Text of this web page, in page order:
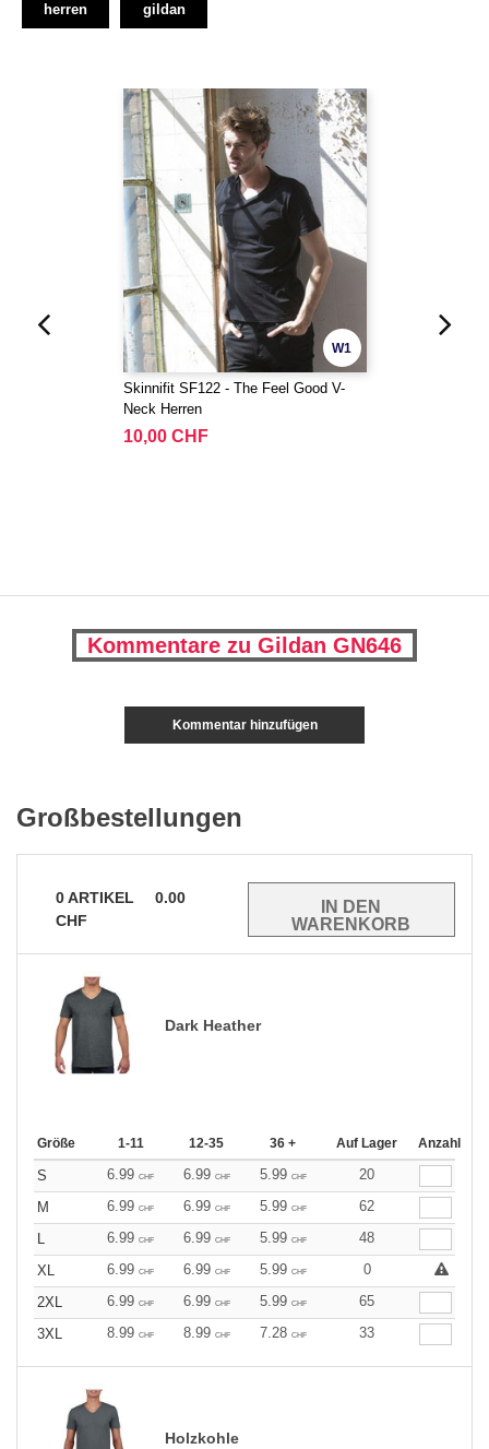
herren gildan
W1
Skinnifit SF122 - The Feel Good V-
Neck Herren
10,00 CHF
Kommentare zu Gildan GN646
Kommentar hinzufügen
Großbestellungen
0ARTIKEL
0.00
CHF
Dark Heather
Größe 1-11 12-35 36 + Auf Lager Anzahl
S 6.99 CHF 6.99 CHF 5.99 CHF
20
M
6.99 CHF 6.99 CHF 5.99 CHF
62
L
6.99 CHF 6.99 CHF 5.99 CHF
48
XL
6.99 CHF 6.99 CHF 5.99 CHF
0
2XL
6.99 CHF 6.99 CHF 5.99 CHF
65
3XL
8.99 CHF 8.99 CHF 7.28 CHF 33
Holzkohle